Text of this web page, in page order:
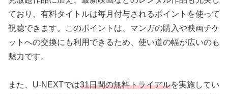
ており、有料タイトルは毎月付与されるポイントを使って
視聴できます。このポイントは、マンガの購入や映画チケ
ットへの交換にも利用できるため、使い道の幅が広いのも
魅力です。
また、U-NEXTでは31日間の無料トライアルを実施してい